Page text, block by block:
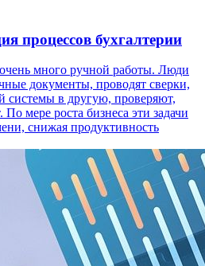
процессов бухгалтерии
много ручной работы. Люди
документы, проводят сверки,
системы в другую, проверяют,
По мере роста бизнеса эти задачи
снижая продуктивность